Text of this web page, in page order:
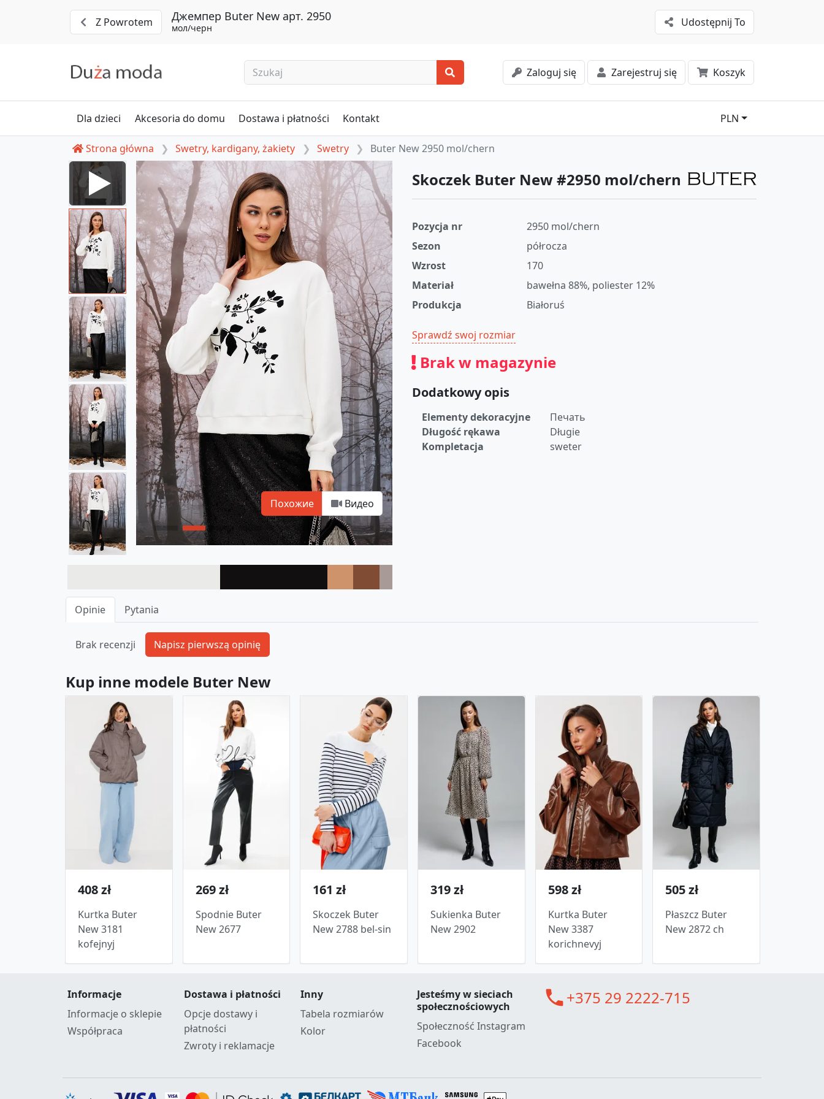
Z Powrotem Джемпер Buter New арт. 2950
мол/черн Udostępnij To
Zaloguj się Zarejestruj się Koszyk
Dla dzieci Akcesoria do domu Dostawa i płatności Kontakt PLN
Strona główna Swetry, kardigany, żakiety Swetry Buter New 2950 mol/chern
Похожие Видео
Skoczek Buter New #2950 mol/chern
Pozycja nr
2950 mol/chern
Sezon
półrocza
Wzrost
170
Materiał
bawełna 88%, poliester 12%
Produkcja
Białoruś
Sprawdź swoj rozmiar
Brak w magazynie
Dodatkowy opis
Elementy dekoracyjne
Печать
Długość rękawa
Długie
Kompletacja
sweter
Opinie Pytania
Brak recenzji
Kup inne modele Buter New
408 zł
Kurtka Buter
New 3181
kofejnyj
269 zł
Spodnie Buter
New 2677
161 zł
Skoczek Buter
New 2788 bel-sin
319 zł
Sukienka Buter
New 2902
598 zł
Kurtka Buter
New 3387
korichnevyj
505 zł
Płaszcz Buter
New 2872 ch
Informacje
Informacje o sklepie
Współpraca
Dostawa i płatności
Opcje dostawy i
płatności
Zwroty i reklamacje
Inny
Tabela rozmiarów
Kolor
Jesteśmy w sieciach
społecznościowych
Społeczność Instagram
Facebook
call+375 29 2222-715